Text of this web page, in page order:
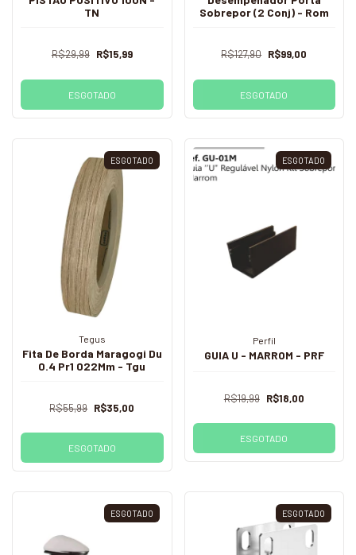
TN
R$29,99 R$15,99
ESGOTADO
Sobrepor (2 Conj) - Rom
R$127,90 R$99,00
ESGOTADO
ESGOTADO
Tegus
Fita De Borda Maragogi Du
0.4 Pr1 022Mm - Tgu
R$55,99 R$35,00
ESGOTADO
ESGOTADO
Perfil
GUIA U - MARROM - PRF
R$19,99 R$18,00
ESGOTADO
ESGOTADO ESGOTADO